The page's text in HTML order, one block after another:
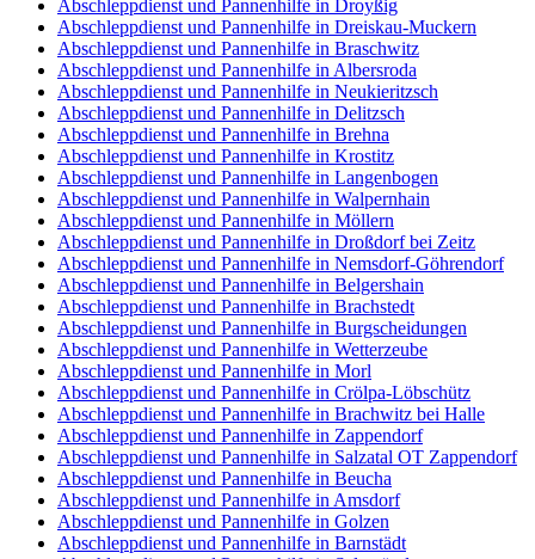
Abschleppdienst und Pannenhilfe in Droyßig
Abschleppdienst und Pannenhilfe in Dreiskau-Muckern
Abschleppdienst und Pannenhilfe in Braschwitz
Abschleppdienst und Pannenhilfe in Albersroda
Abschleppdienst und Pannenhilfe in Neukieritzsch
Abschleppdienst und Pannenhilfe in Delitzsch
Abschleppdienst und Pannenhilfe in Brehna
Abschleppdienst und Pannenhilfe in Krostitz
Abschleppdienst und Pannenhilfe in Langenbogen
Abschleppdienst und Pannenhilfe in Walpernhain
Abschleppdienst und Pannenhilfe in Möllern
Abschleppdienst und Pannenhilfe in Droßdorf bei Zeitz
Abschleppdienst und Pannenhilfe in Nemsdorf-Göhrendorf
Abschleppdienst und Pannenhilfe in Belgershain
Abschleppdienst und Pannenhilfe in Brachstedt
Abschleppdienst und Pannenhilfe in Burgscheidungen
Abschleppdienst und Pannenhilfe in Wetterzeube
Abschleppdienst und Pannenhilfe in Morl
Abschleppdienst und Pannenhilfe in Crölpa-Löbschütz
Abschleppdienst und Pannenhilfe in Brachwitz bei Halle
Abschleppdienst und Pannenhilfe in Zappendorf
Abschleppdienst und Pannenhilfe in Salzatal OT Zappendorf
Abschleppdienst und Pannenhilfe in Beucha
Abschleppdienst und Pannenhilfe in Amsdorf
Abschleppdienst und Pannenhilfe in Golzen
Abschleppdienst und Pannenhilfe in Barnstädt